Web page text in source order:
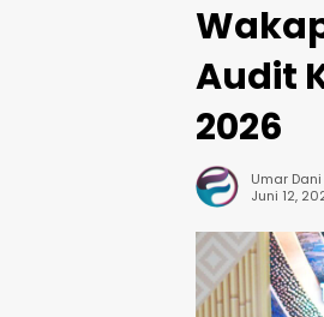
Audit
2026
Umar Dani
Juni 12,